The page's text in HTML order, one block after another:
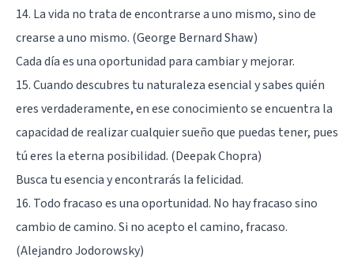
14. La vida no trata de encontrarse a uno mismo, sino de
crearse a uno mismo. (George Bernard Shaw)
Cada día es una oportunidad para cambiar y mejorar.
15. Cuando descubres tu naturaleza esencial y sabes quién
eres verdaderamente, en ese conocimiento se encuentra la
capacidad de realizar cualquier sueño que puedas tener, pues
tú eres la eterna posibilidad. (Deepak Chopra)
Busca tu esencia y encontrarás la felicidad.
16. Todo fracaso es una oportunidad. No hay fracaso sino
cambio de camino. Si no acepto el camino, fracaso.
(Alejandro Jodorowsky)